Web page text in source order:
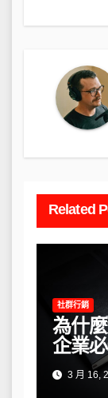
Related
社群行銷
為什
企業
3 月 16,